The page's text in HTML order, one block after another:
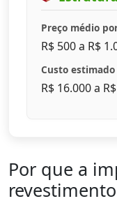
Preço médio
R$ 500 a R$
Custo estimado
R$ 16.000 a
Por que a